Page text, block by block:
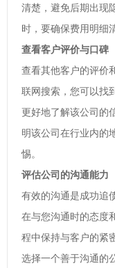
清楚，避免后期出现
时，要确保费用明细
查看客户评价与口碑
查看其他客户的评价
联网搜索，您可以找
更好地了解该公司的
明该公司在行业内的
惕。
评估公司的沟通能力
有效的沟通是成功追
在与您沟通时的态度
程中保持与客户的紧
选择一个善于沟通的